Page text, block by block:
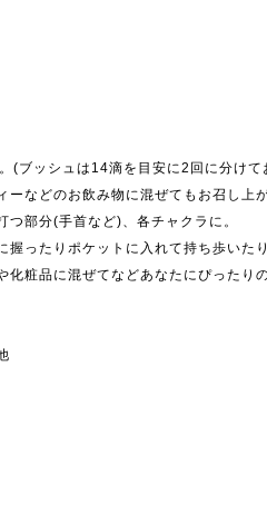
(ブッシュは14滴を目安に2回に分け
ーなどのお飲み物に混ぜてもお召し上
つ部分(手首など)、各チャクラに。
握ったりポケットに入れて持ち歩いた
化粧品に混ぜてなどあなたにぴったり